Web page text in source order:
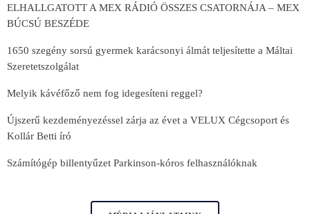
ELHALLGATOTT A MEX RÁDIÓ ÖSSZES CSATORNÁJA – MEX
BÚCSÚ BESZÉDE
1650 szegény sorsú gyermek karácsonyi álmát teljesítette a Máltai
Szeretetszolgálat
Melyik kávéfőző nem fog idegesíteni reggel?
Újszerű kezdeményezéssel zárja az évet a VELUX Cégcsoport és
Kollár Betti író
Számítógép billentyűzet Parkinson-kóros felhasználóknak